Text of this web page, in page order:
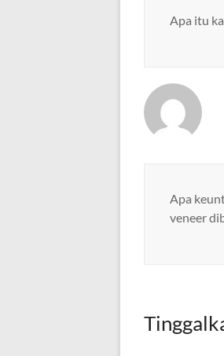
Apa itu
Apa
veneer